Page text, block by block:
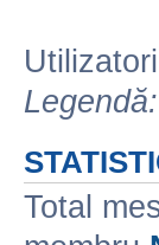
Total